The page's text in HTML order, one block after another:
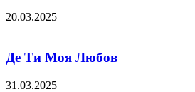
20.03.2025
Де Ти Моя Любов
31.03.2025